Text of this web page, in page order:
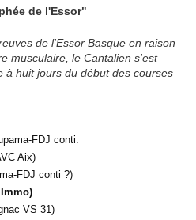
de l'Essor"
de l'Essor Basque en raison
musculaire, le Cantalien s'est
à huit jours du début des courses
FDJ conti.
Aix)
FDJ conti ?)
VS 31)